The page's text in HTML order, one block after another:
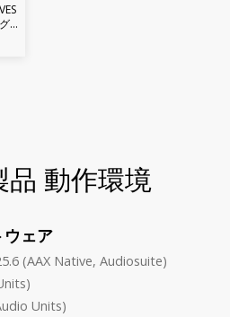
品 動作環境
ェア
(AAX Native, Audiosuite)
Units)